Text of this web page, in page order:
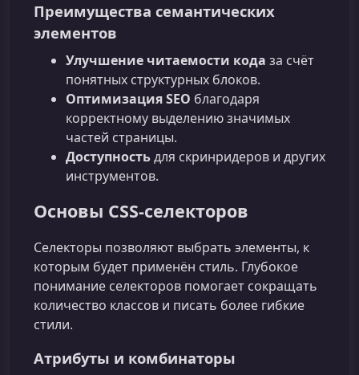
Преимущества семантических
элементов
Улучшение читаемости кода за счёт
понятных структурных блоков.
Оптимизация SEO благодаря
корректному выделению значимых
частей страницы.
Доступностьдля скринридеров и других
инструментов.
Основы CSS‑селекторов
Селекторы позволяют выбрать элементы, к
которым будет применён стиль. Глубокое
понимание селекторов помогает сокращать
количество классов и писать более гибкие
стили.
Атрибуты и комбинаторы